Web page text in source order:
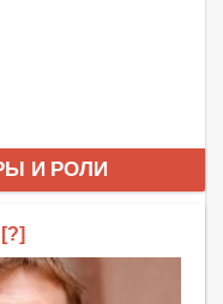
И РОЛИ
[?]